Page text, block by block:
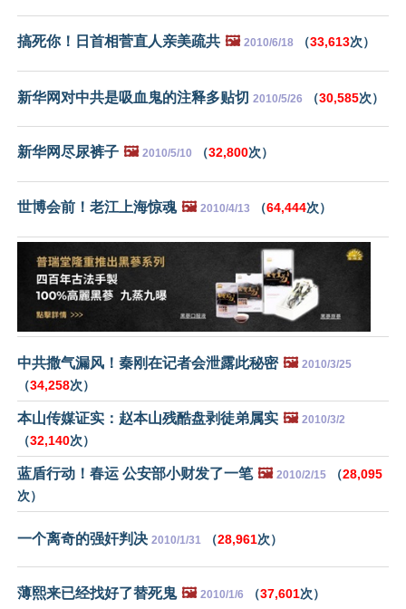
搞死你！日首相菅直人亲美疏共 🖼️ 2010/6/18 （33,613次）
新华网对中共是吸血鬼的注释多贴切 2010/5/26 （30,585次）
新华网尽尿裤子 🖼️ 2010/5/10 （32,800次）
世博会前！老江上海惊魂 🖼️ 2010/4/13 （64,444次）
中共撒气漏风！秦刚在记者会泄露此秘密 🖼️ 2010/3/25
（34,258次）
本山传媒证实：赵本山残酷盘剥徒弟属实 🖼️ 2010/3/2
（32,140次）
蓝盾行动！春运 公安部小财发了一笔 🖼️ 2010/2/15 （28,095
次）
一个离奇的强奸判决 2010/1/31 （28,961次）
薄熙来已经找好了替死鬼 🖼️ 2010/1/6 （37,601次）